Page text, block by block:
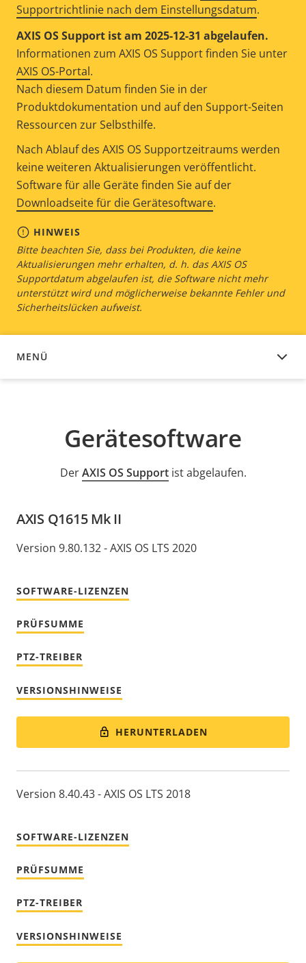
Supportrichtlinie nach dem Einstellungsdatum.
AXIS OS Support ist am 2025-12-31 abgelaufen.
Informationen zum AXIS OS Support finden Sie unter
AXIS OS-Portal.
Nach diesem Datum finden Sie in der
Produktdokumentation und auf den Support-Seiten
Ressourcen zur Selbsthilfe.
Nach Ablauf des AXIS OS Supportzeitraums werden
keine weiteren Aktualisierungen veröffentlicht.
Software für alle Geräte finden Sie auf der
Downloadseite für die Gerätesoftware.
HINWEIS
Bitte beachten Sie, dass bei Produkten, die keine
Aktualisierungen mehr erhalten, d. h. das AXIS OS
Supportdatum abgelaufen ist, die Software nicht mehr
unterstützt wird und möglicherweise bekannte Fehler und
Sicherheitslücken aufweist.
MENÜ
GERÄTESOFTWARE
Gerätesoftware
DerAXIS OS Supportist abgelaufen.
AXIS Q1615 Mk II
Version 9.80.132 - AXIS OS LTS 2020
SOFTWARE-LIZENZEN
PRÜFSUMME
PTZ-TREIBER
VERSIONSHINWEISE
HERUNTERLADEN
Version 8.40.43 - AXIS OS LTS 2018
SOFTWARE-LIZENZEN
PRÜFSUMME
PTZ-TREIBER
VERSIONSHINWEISE